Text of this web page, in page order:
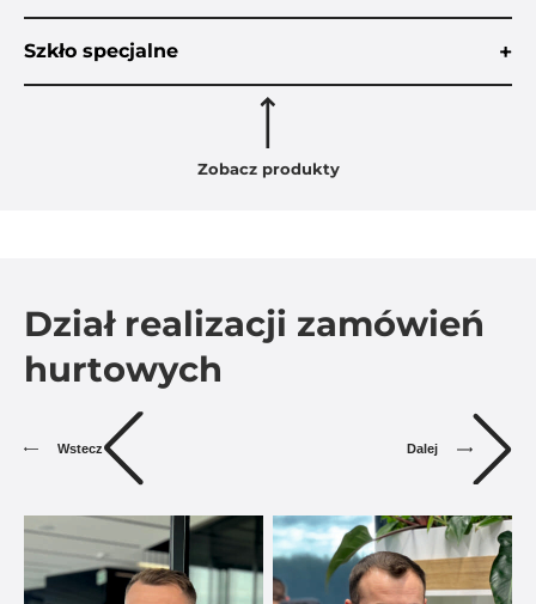
Szkło specjalne +
Zobacz produkty
Dział realizacji zamówień
hurtowych
Wstecz Dalej